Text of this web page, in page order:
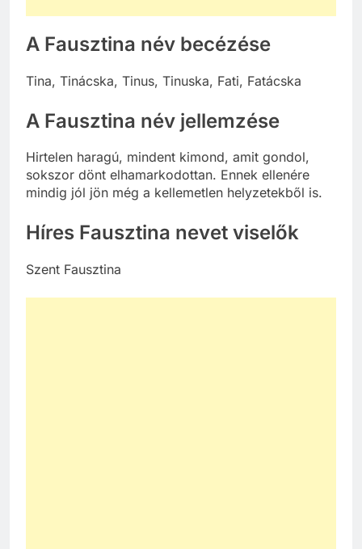
A Fausztina név becézése
Tina, Tinácska, Tinus, Tinuska, Fati, Fatácska
A Fausztina név jellemzése
Hirtelen haragú, mindent kimond, amit gondol,
sokszor dönt elhamarkodottan. Ennek ellenére
mindig jól jön még a kellemetlen helyzetekből is.
Híres Fausztina nevet viselők
Szent Fausztina